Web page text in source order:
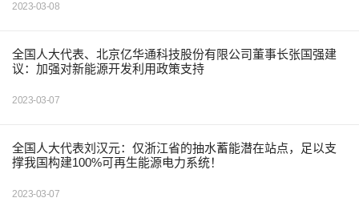
2023-03-08
全国人大代表、北京亿华通科技股份有限公司董事长张国强建
议：加强对新能源开发利用政策支持
2023-03-07
全国人大代表刘汉元：仅浙江省的抽水蓄能潜在站点，足以支
撑我国构建100%可再生能源电力系统！
2023-03-07